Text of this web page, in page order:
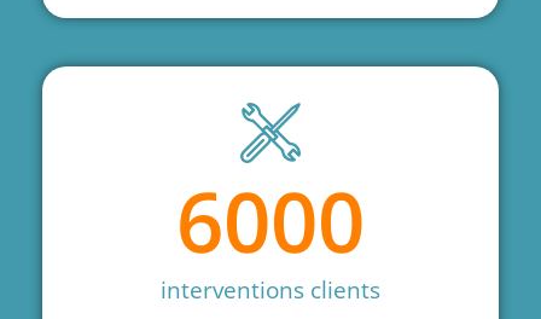
interventions clients
6000